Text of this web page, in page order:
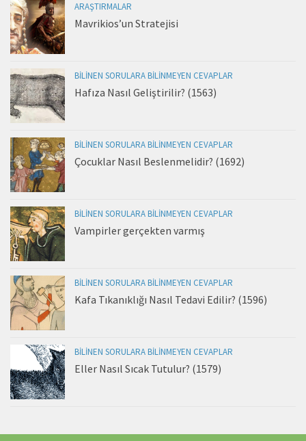
ARAŞTIRMALAR
Mavrikios’un Stratejisi
BILINEN SORULARA BILINMEYEN CEVAPLAR
Hafıza Nasıl Geliştirilir? (1563)
BILINEN SORULARA BILINMEYEN CEVAPLAR
Çocuklar Nasıl Beslenmelidir? (1692)
BILINEN SORULARA BILINMEYEN CEVAPLAR
Vampirler gerçekten varmış
BILINEN SORULARA BILINMEYEN CEVAPLAR
Kafa Tıkanıklığı Nasıl Tedavi Edilir? (1596)
BILINEN SORULARA BILINMEYEN CEVAPLAR
Eller Nasıl Sıcak Tutulur? (1579)